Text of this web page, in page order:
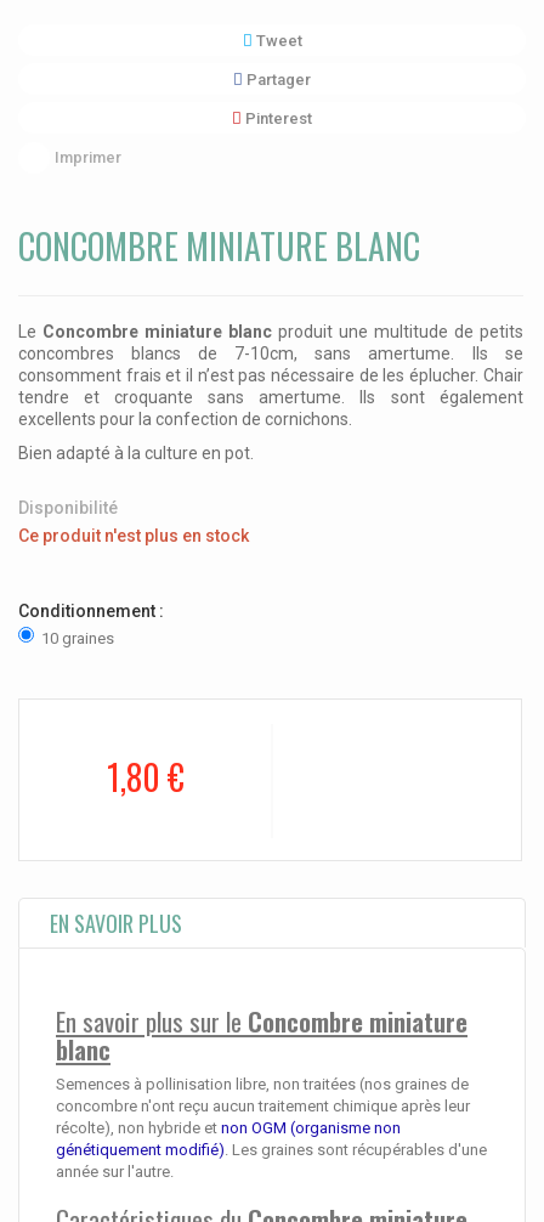
Tweet
Partager
Pinterest
Imprimer
CONCOMBRE MINIATURE BLANC
Le Concombre miniature blancproduit une multitude de petits
concombres blancs de 7-10cm, sans amertume. Ils se
consomment frais et il n’est pas nécessaire de les éplucher. Chair
tendre et croquante sans amertume. Ils sont également
excellents pour la confection de cornichons.
Bien adapté à la culture en pot.
Disponibilité
Ce produit n'est plus en stock
Conditionnement :
10 graines
1,80 €
EN SAVOIR PLUS
En savoir plus sur le Concombre miniature
blanc
Semences à pollinisation libre, non traitées (nos graines de
concombre n'ont reçu aucun traitement chimique après leur
récolte), non hybride et non OGM (organisme non
génétiquement modifié) . Les graines sont récupérables d'une
année sur l'autre.